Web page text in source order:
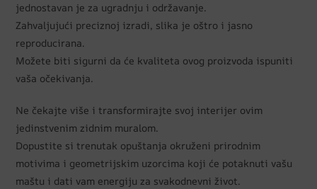
jednostavan je za ugradnju i održavanje.
Zahvaljujući preciznoj izradi, slika je oštro i jasno
reproducirana.
Možete biti sigurni da će kvaliteta ovog proizvoda ispuniti
vaša očekivanja.
Ne čekajte više i transformirajte svoj interijer ovim
jedinstvenim zidnim muralom.
Dopustite si trenutak opuštanja okruženi prirodnim
motivima i geometrijskim uzorcima koji će potaknuti vašu
maštu i dati vam energiju za svakodnevni život.